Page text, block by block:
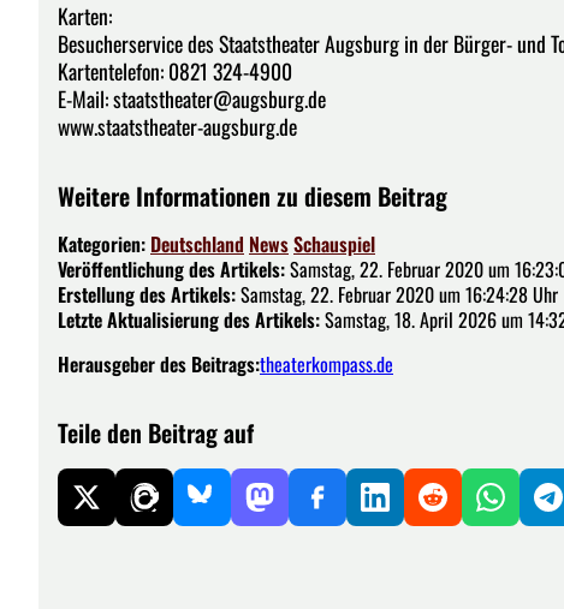
Karten:
Besucherservice des Staatstheater Augsburg in der Bürger- und
Kartentelefon: 0821 324-4900
E-Mail: staatstheater@augsburg.de
www.staatstheater-augsburg.de
Weitere Informationen zu diesem Beitrag
Kategorien: Deutschland NewsSchauspiel
Veröffentlichung des Artikels:Samstag, 22. Februar 2020 um
Erstellung des Artikels:Samstag, 22. Februar 2020 um 16:24:28 Uhr
Letzte Aktualisierung des Artikels:Samstag, 18. April 2026 um
Herausgeber des Beitrags:theaterkompass.de
Teile den Beitrag auf